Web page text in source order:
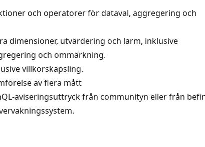
och operatorer för dataval, aggregering och
dimensioner, utvärdering och larm, inklusive
och ommärkning.
villkorskapsling.
av flera mått
aviseringsuttryck från communityn eller från